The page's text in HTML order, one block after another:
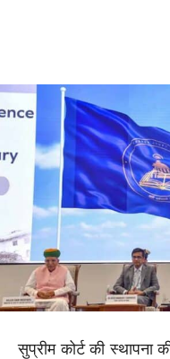
सुप्रीम कोर्ट की स्थापना